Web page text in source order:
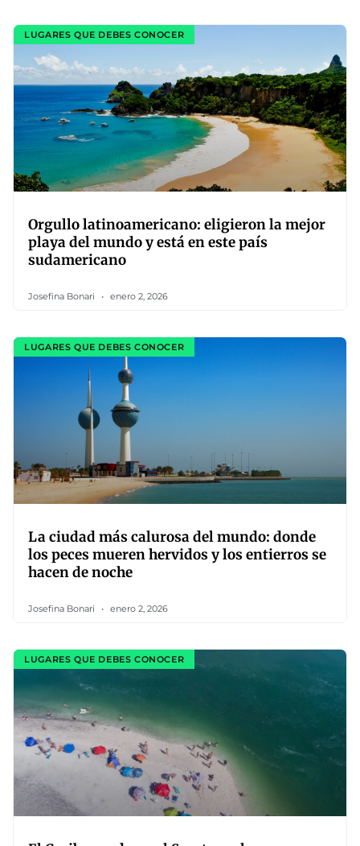
LUGARES QUE DEBES CONOCER
Orgullo latinoamericano: eligieron la mejor
playa del mundo y está en este país
sudamericano
Josefina Bonari enero 2, 2026
LUGARES QUE DEBES CONOCER
La ciudad más calurosa del mundo: donde
los peces mueren hervidos y los entierros se
hacen de noche
Josefina Bonari enero 2, 2026
LUGARES QUE DEBES CONOCER